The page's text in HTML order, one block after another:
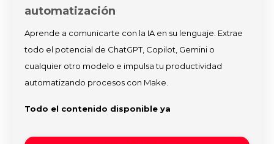
automatización
Aprende a comunicarte con la IA en su lenguaje. Extrae
todo el potencial de ChatGPT, Copilot, Gemini o
cualquier otro modelo e impulsa tu productividad
automatizando procesos con Make.
Todo el contenido disponible ya